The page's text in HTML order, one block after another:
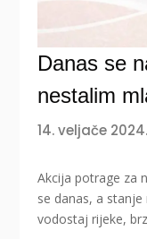
Danas se
nestalim
14. veljače 2024.
Akcija potrage za
se danas, a
vodostaj rijeke,